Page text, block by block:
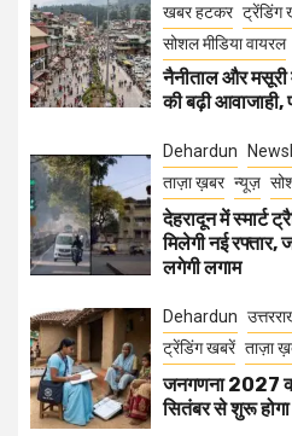
खबर हटकर ट्रेंडिंग
सोशल मीडिया वायरल
नैनीताल और मसूरी
की बढ़ी आवाजाही,
Dehardun
ताज़ा ख़बर न्यूज़
देहरादून में स्मार्ट
मिलेगी नई
लगेगी लगाम
Dehardun
ट्रेंडिंग खबरें ताज़ा
जनगणना 2027
सितंबर से शुरू